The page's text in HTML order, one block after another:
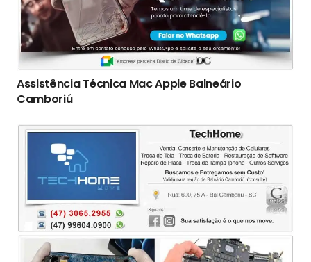
Assistência Técnica Mac Apple Balneário
Camboriú